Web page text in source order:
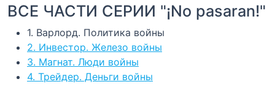
ВСЕ ЧАСТИ СЕРИИ "¡No pasaran!"
1. Варлорд. Политика войны
2. Инвестор. Железо войны
3. Магнат. Люди войны
4. Трейдер. Деньги войны